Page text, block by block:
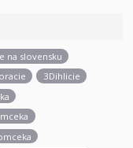
na slovensku
3Dihlicie